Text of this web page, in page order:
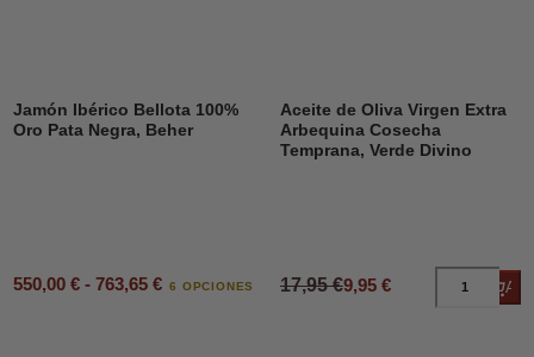
Jamón Ibérico Bellota 100%
Oro Pata Negra, Beher
550,00 € - 763,65 € 6 OPCIONES
DESCUENTO45%
Aceite de Oliva Virgen Extra
Arbequina Cosecha
Temprana, Verde Divino
17,95 €9,95 €